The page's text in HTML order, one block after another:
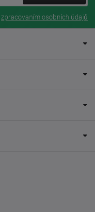
zpracovaním osobních údajů